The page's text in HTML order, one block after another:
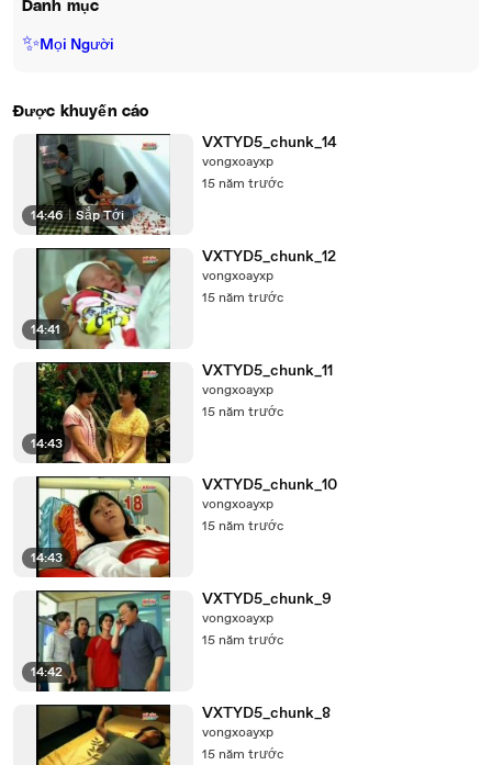
Danh mục
✨Mọi Người
Được khuyến cáo
14:46 | Sắp Tới
VXTYD5_chunk_14
vongxoayxp
15 năm trước
14:41
VXTYD5_chunk_12
vongxoayxp
15 năm trước
14:43
VXTYD5_chunk_11
vongxoayxp
15 năm trước
14:43
VXTYD5_chunk_10
vongxoayxp
15 năm trước
14:42
VXTYD5_chunk_9
vongxoayxp
15 năm trước
VXTYD5_chunk_8
vongxoayxp
15 năm trước